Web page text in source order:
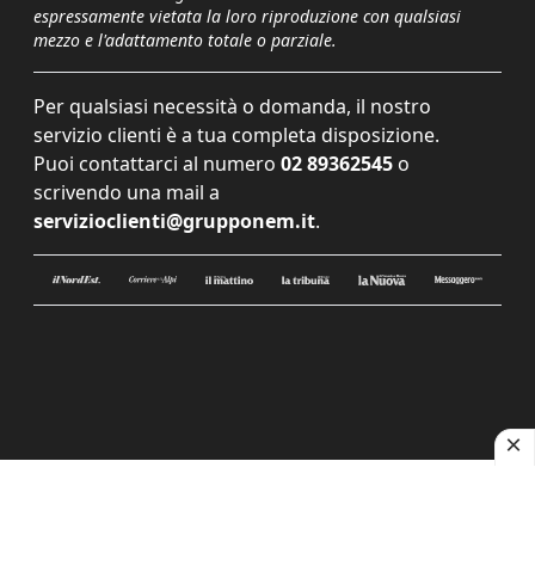
espressamente vietata la loro riproduzione con qualsiasi
mezzo e l'adattamento totale o parziale.
Per qualsiasi necessità o domanda, il nostro
servizio clienti è a tua completa disposizione.
Puoi contattarci al numero 02 89362545 o
scrivendo una mail a
servizioclienti@grupponem.it.